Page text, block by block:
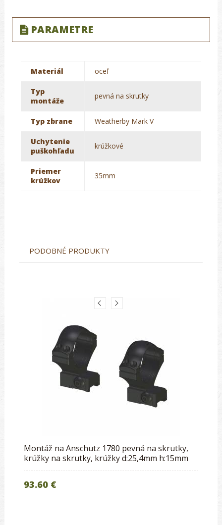
PARAMETRE
Materiál oceľ
Typ
montáže
pevná na skrutky
Typ zbrane Weatherby Mark V
Uchytenie
puškohľadu
krúžkové
Priemer
krúžkov
35mm
PODOBNÉ PRODUKTY
Montáž na Anschutz 1780 pevná na skrutky,
krúžky na skrutky, krúžky d:25,4mm h:15mm
93.60 €